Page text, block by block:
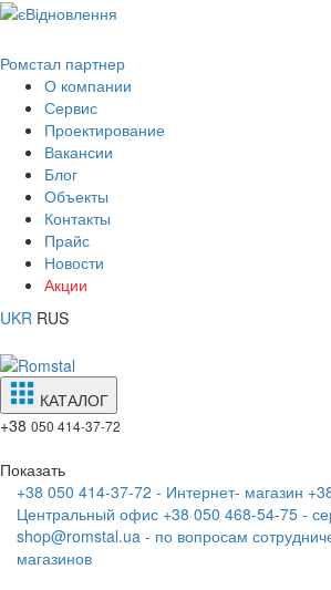
Ромстал партнер
О компании
Сервис
Проектирование
Вакансии
Блог
Объекты
Контакты
Прайс
Новости
Акции
UKR RUS
КАТАЛОГ
+38 050 414-37-72
Показать
+38 050 414-37-72 - Интернет- магазин
Центральный офис +38 050 468-54-75 -
shop@romstal.ua - по вопросам
магазинов